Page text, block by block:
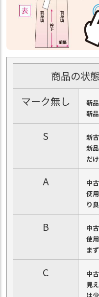
商品の状
マーク無し
新品
新
S
新
新
だ
A
中
使
り
B
中
使
ま
C
中
見
は